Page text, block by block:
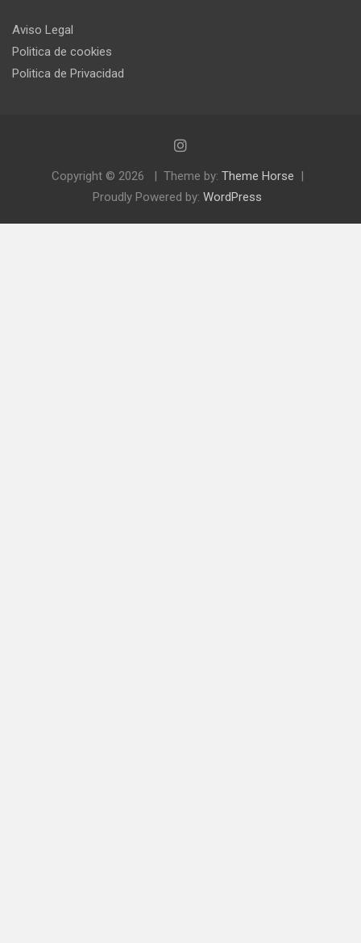
Aviso Legal
Politica de cookies
Politica de Privacidad
Copyright © 2026 Theme by: Theme Horse
Proudly Powered by: WordPress